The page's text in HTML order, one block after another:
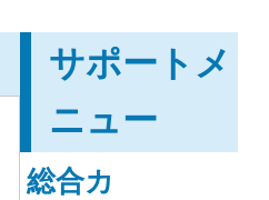
サポートメ
ニュー
総合カ